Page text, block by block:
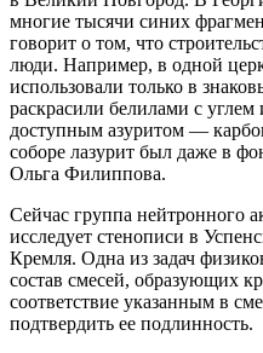
многие тысячи синих
говорит о том, что
люди. Например, в одной
использовали только в
раскрасили белилами с
доступным азуритом —
соборе лазурит был даже в
Ольга Филиппова.
Сейчас группа нейтронного
исследует стенописи в
Кремля. Одна из задач
состав смесей, образующих
соответствие указанным в
подтвердить ее подлинность.